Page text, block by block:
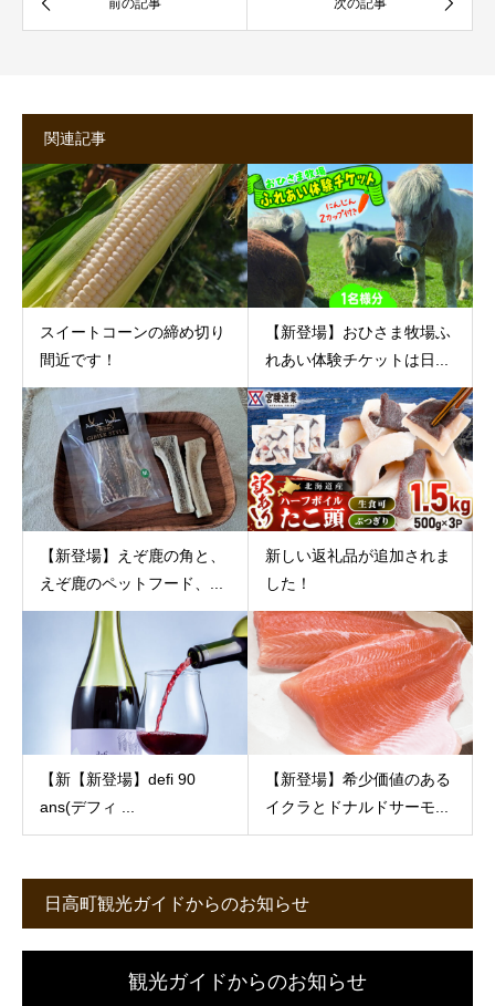
関連記事
スイートコーンの締め切り
間近です！
【新登場】おひさま牧場ふ
れあい体験チケットは日...
【新登場】えぞ鹿の角と、
えぞ鹿のペットフード、...
新しい返礼品が追加されま
した！
【新【新登場】defi 90
ans(デフィ ...
【新登場】希少価値のある
イクラとドナルドサーモ...
日高町観光ガイドからのお知らせ
観光ガイドからのお知らせ